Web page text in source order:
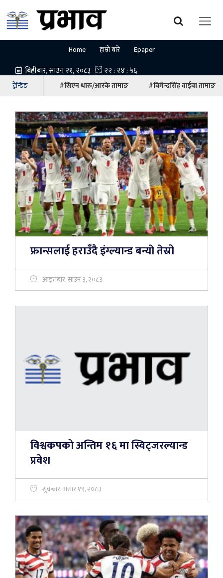
Home हाम्रो बारे Epaper
ट्रेन्डिङ #सिएन थारु/आरके तामाङ #बिगेन्द्रसिंह वाईबा तामाङ
फ्रान्सलाई हराउँदै इंग्ल्यान्ड बन्याे तेस्रो
आइतबार, साउन ३, २०८३
विश्वकपकाे अन्तिम १६ मा स्विट्जरल्यान्ड
प्रवेश
शुक्रबार, असार १९, २०८३